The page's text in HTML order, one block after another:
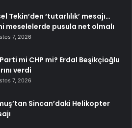
Tekin’den ‘tutarlılık’ mesajı…
meselelerde pusula net olmalı
7, 2026
Parti mi CHP mi? Erdal Beşikçioğlu
verdi
7, 2026
Sincan’daki Helikopter